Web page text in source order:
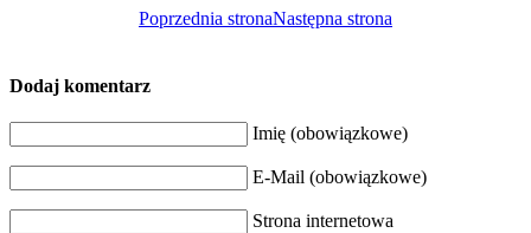
Poprzednia stronaNastępna strona
Dodaj komentarz
Imię (obowiązkowe)
E-Mail (obowiązkowe)
Strona internetowa